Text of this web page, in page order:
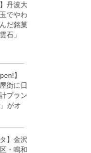
丹波大
でやわ
だ銘菓
石」
】
街に日
ブラン
がオ
】金沢
・鳴和